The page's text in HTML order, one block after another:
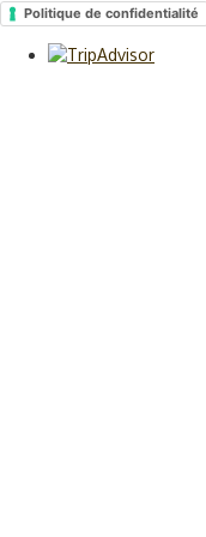
Politique de confidentialité